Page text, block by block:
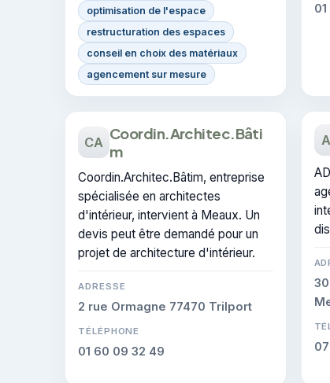
optimisation de l'espace
restructuration des espaces
conseil en choix des matériaux
agencement sur mesure
CA Coordin.Architec.Bâti
m
Coordin.Architec.Bâtim, entreprise
spécialisée en architectes
d'intérieur, intervient à Meaux. Un
devis peut être demandé pour un
projet de architecture d'intérieur.
ADRESSE
2 rue Ormagne 77470 Trilport
TÉLÉPHONE
01 60 09 32 49